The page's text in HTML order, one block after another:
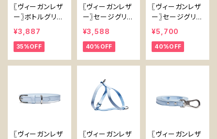
〖ヴィーガンレザ
ー〗ボトルグリー
ンリード Vega
n Leather Bott
le Green Lead
¥3,887
35%OFF
〖ヴィーガンレザ
ー〗セージグリー
ン首輪 Vegan
Leather Sage
Collar
¥3,588
40%OFF
〖ヴィーガンレザ
ー〗セージグリー
ンハーネス【Veg
an Leather Sa
ge Harness】
¥5,700
40%OFF
〖ヴィーガンレザ
〖ヴィーガンレザ
〖ヴィーガンレザ